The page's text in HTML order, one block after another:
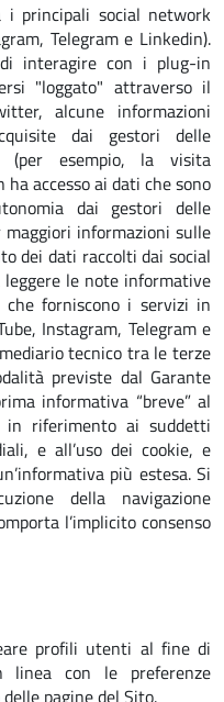
principali social network
Telegram e Linkedin).
interagire con i plug-in
"loggato" attraverso il
alcune informazioni
dai gestori delle
(per esempio, la visita
accesso ai dati che sono
dai gestori delle
informazioni sulle
dei dati raccolti dai social
le note informative
forniscono i servizi in
Instagram, Telegram e
tecnico tra le terze
previste dal Garante
informativa “breve” al
in riferimento ai suddetti
e all’uso dei cookie, e
più estesa. Si
della navigazione
l’implicito consenso
profili utenti al fine di
linea con le preferenze
pagine del Sito.